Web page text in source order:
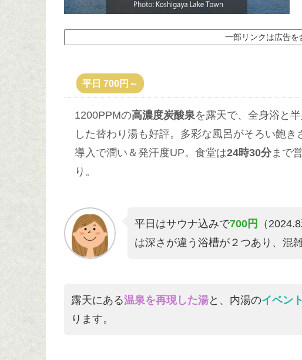
一部リンクは広告を
平日 700円～
1200PPMの高濃度炭酸泉を露天で、全身浴と
した替わり湯も好評。多彩な風呂がそろい飽き
導入で潤い＆発汗度UP。食堂は24時30分まで
り。
平日はサウナ込みで700円 （
は深さが違う浴槽が２つあり、混
露天にある温泉を再現した湯と、内湯のイベン
ります。